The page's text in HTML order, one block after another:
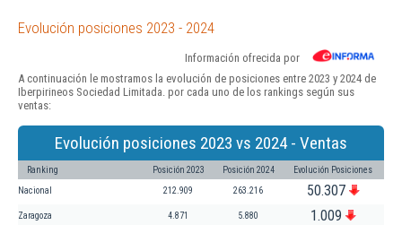
Evolución posiciones 2023 - 2024
Información ofrecida por
A continuación le mostramos la evolución de posiciones entre 2023 y 2024 de
Iberpirineos Sociedad Limitada. por cada uno de los rankings según sus
ventas:
Evolución posiciones 2023 vs 2024 - Ventas
Ranking Posición 2023 Posición 2024 Evolución Posiciones
Nacional 212.909 263.216 50.307
Zaragoza 4.871 5.880 1.009